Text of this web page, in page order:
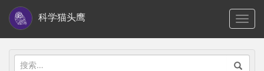
i
科学猫头鹰
搜